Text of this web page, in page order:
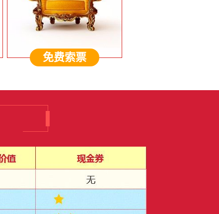
免费索票